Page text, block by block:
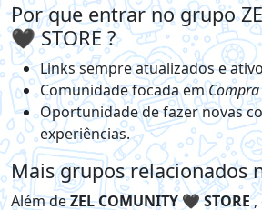
Por que entrar no grupo
🖤 STORE ?
Links sempre atualizados e
Comunidade focada em
Oportunidade de fazer novas
experiências.
Mais grupos relacionados
Além deZEL COMUNITY 🖤 STORE,